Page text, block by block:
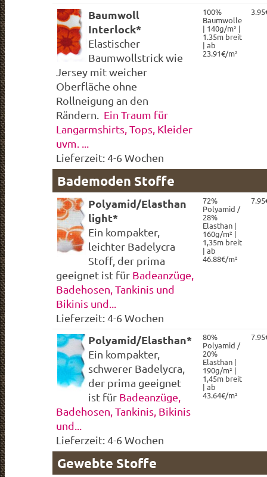
Baumwoll
Interlock*
Elastischer
Baumwollstrick wie
Jersey mit weicher
Oberfläche ohne
Rollneigung an den
Rändern. Ein Traum für
Langarmshirts, Tops, Kleider
uvm. ...
Lieferzeit: 4-6 Wochen
100%
Baumwolle
| 140g/m² |
1.35m breit
| ab
23.91€/m²
Bademoden Stoffe
Polyamid/Elasthan
light*
Ein kompakter,
leichter Badelycra
Stoff, der prima
geeignet ist für Badeanzüge,
Badehosen, Tankinis und
Bikinis und...
Lieferzeit: 4-6 Wochen
72%
Polyamid /
28%
Elasthan |
160g/m² |
1,35m breit
| ab
46.88€/m²
Polyamid/Elasthan*
Ein kompakter,
schwerer Badelycra,
der prima geeignet
ist für Badeanzüge,
Badehosen, Tankinis, Bikinis
und...
Lieferzeit: 4-6 Wochen
80%
Polyamid /
20%
Elasthan |
190g/m² |
1,45m breit
| ab
43.64€/m²
Gewebte Stoffe